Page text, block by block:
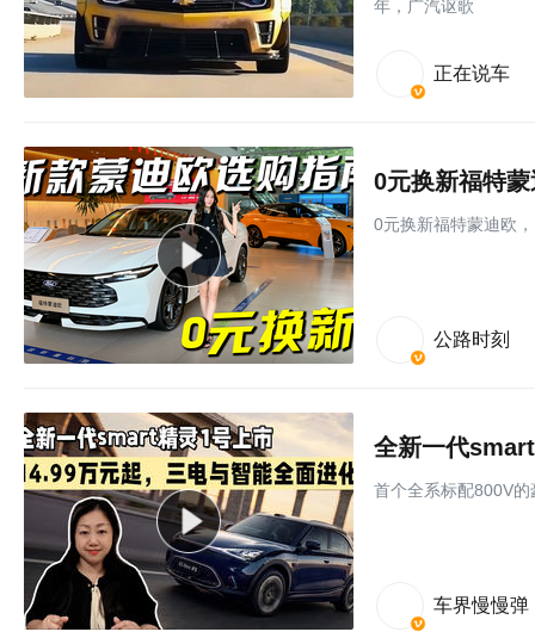
年，广汽讴歌
正在说车
0元换新福特
0元换新福特蒙迪欧
公路时刻
⾸个全系标配800V的
车界慢慢弹